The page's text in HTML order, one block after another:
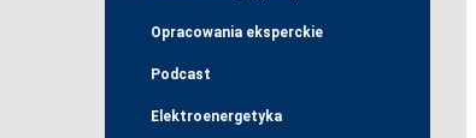
Opracowania eksperckie
Podcast
Elektroenergetyka